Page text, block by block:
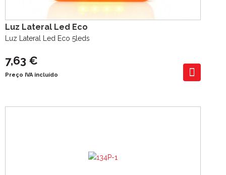
Luz Lateral Led Eco
Luz Lateral Led Eco 5leds
7,63 €
Preço IVA incluído